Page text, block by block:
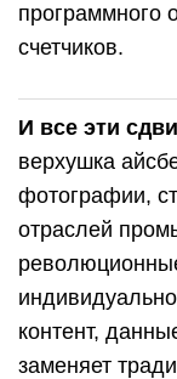
программного
счетчиков.
И все эти
верхушка
фотографии,
отраслей
контент,
заменяет